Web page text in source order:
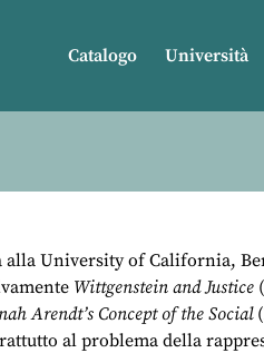
Catalogo Università
University of California,
Wittgenstein and Justice
Arendt’s Concept of the Social
al problema della